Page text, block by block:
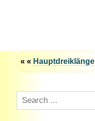
« « Hauptdreiklänge
Search
for: